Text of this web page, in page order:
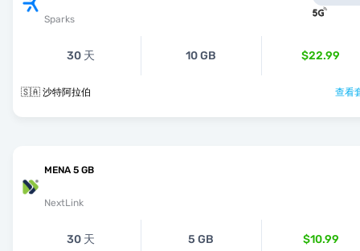
Sparks
30 天 10 GB $22.99
🇸🇦 沙特阿拉伯 查看
MENA 5 GB
NextLink
30 天 5 GB $10.99